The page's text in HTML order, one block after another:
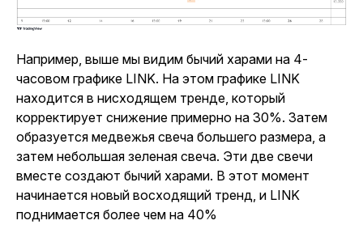
Например, выше мы видим бычий харами на 4-
часовом графике LINK. На этом графике LINK
находится в нисходящем тренде, который
корректирует снижение примерно на 30%. Затем
образуется медвежья свеча большего размера, а
затем небольшая зеленая свеча. Эти две свечи
вместе создают бычий харами. В этот момент
начинается новый восходящий тренд, и LINK
поднимается более чем на 40%